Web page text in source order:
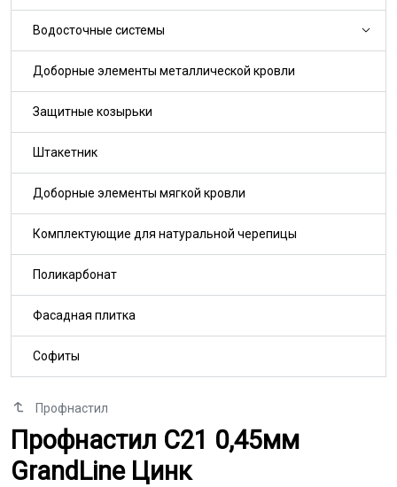
Профнастил
Профнастил С21 0,45мм
Профнастил С21 0,45мм
GrandLine Цинк
Водосточные системы
Доборные элементы металлической кровли
Защитные козырьки
Штакетник
Доборные элементы мягкой кровли
Комплектующие для натуральной черепицы
Поликарбонат
Фасадная плитка
Софиты